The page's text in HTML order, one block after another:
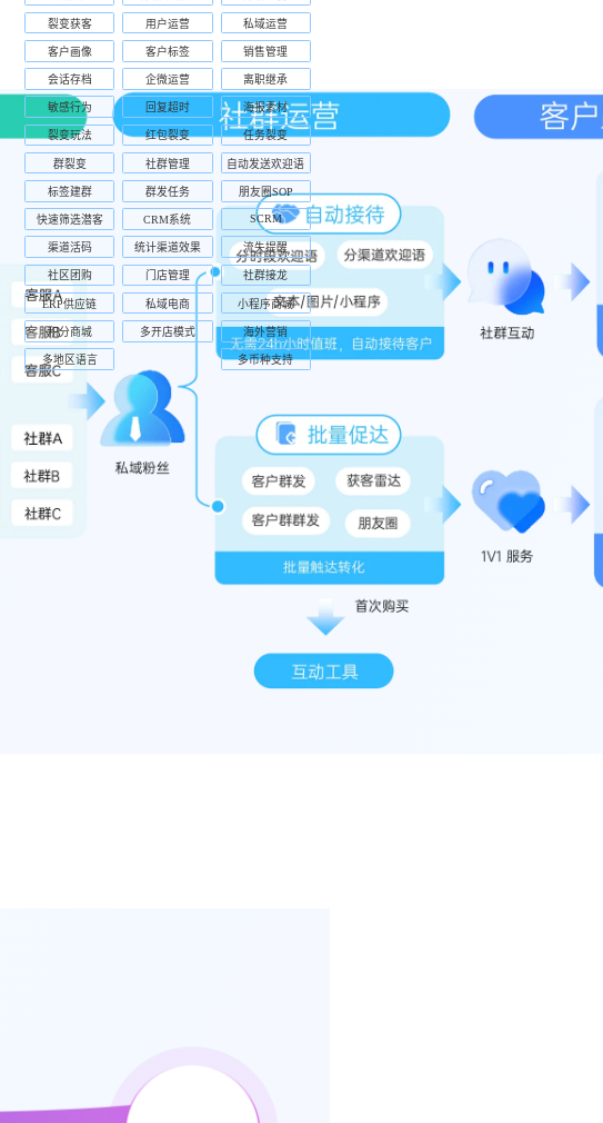
裂变获客 用户运营 私域运营
客户画像 客户标签 销售管理
会话存档 企微运营 离职继承
敏感行为 回复超时 海报素材
裂变玩法 红包裂变 任务裂变
群裂变 社群管理 自动发送欢迎语
标签建群 群发任务 朋友圈SOP
快速筛选潜客 CRM系统 SCRM
渠道活码 统计渠道效果 流失提醒
社区团购 门店管理 社群接龙
ERP供应链 私域电商 小程序商城
积分商城 多开店模式 海外营销
多地区语言 多币种支持